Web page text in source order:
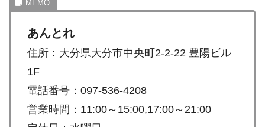
あんとれ
住所：大分県大分市中央町2-2-22 豊陽ビル
1F
電話番号：097-536-4208
営業時間：11:00～15:00,17:00～21:00